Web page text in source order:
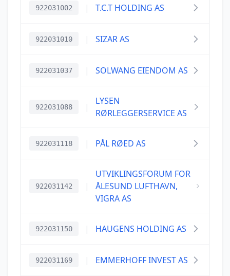
922031002 | T.C.T HOLDING AS
922031010 | SIZAR AS
922031037 | SOLWANG EIENDOM AS
922031088 |
LYSEN
RØRLEGGERSERVICE AS
922031118 | PÅL RØED AS
922031142 |
UTVIKLINGSFORUM FOR
ÅLESUND LUFTHAVN,
VIGRA AS
922031150 | HAUGENS HOLDING AS
922031169 | EMMERHOFF INVEST AS